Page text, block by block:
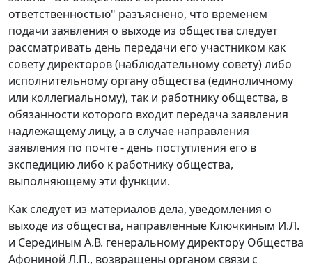
ответственностью" разъяснено, что временем
подачи заявления о выходе из общества следует
рассматривать день передачи его участником как
совету директоров (наблюдательному совету) либо
исполнительному органу общества (единоличному
или коллегиальному), так и работнику общества, в
обязанности которого входит передача заявления
надлежащему лицу, а в случае направления
заявления по почте - день поступления его в
экспедицию либо к работнику общества,
выполняющему эти функции.
Как следует из материалов дела, уведомления о
выходе из общества, направленные Ключкиным И.Л.
и Серединым А.В. генеральному директору Общества
Афониной Л.П., возвращены органом связи с